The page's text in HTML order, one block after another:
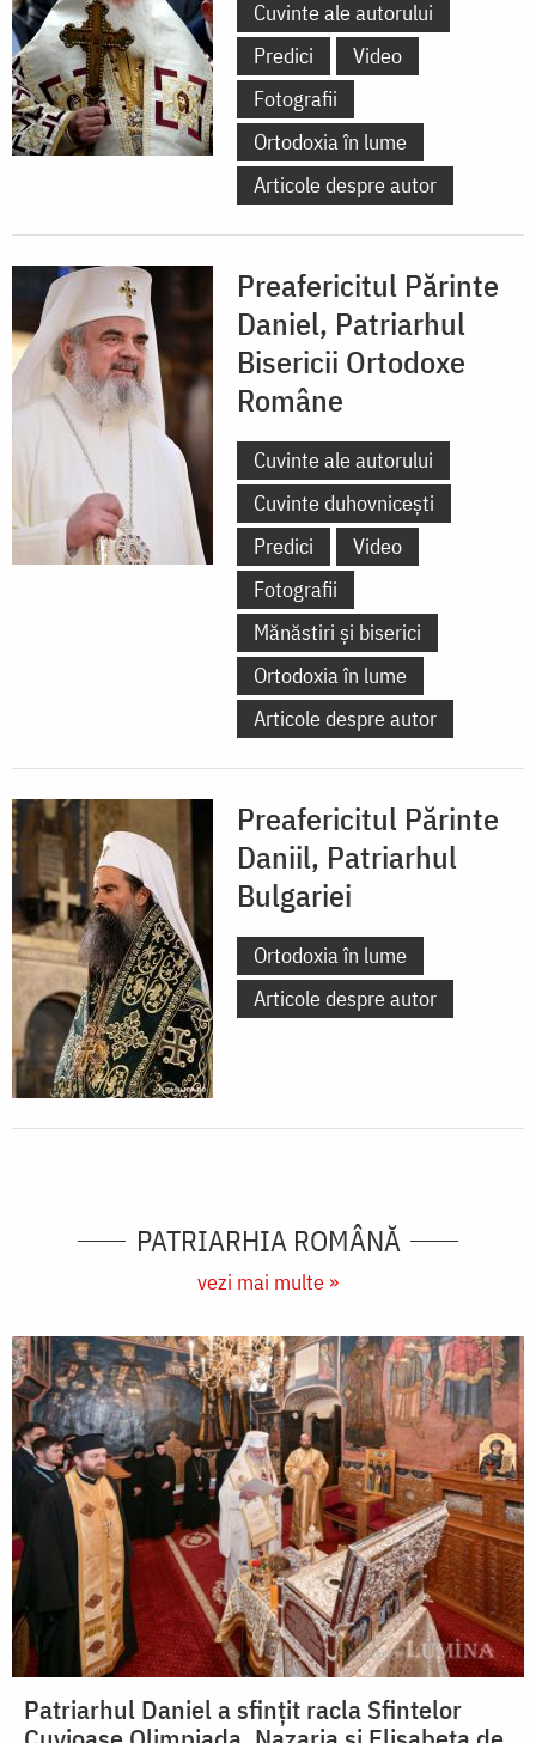
Cuvinte ale autorului
Predici
Video
Fotografii
Ortodoxia în lume
Articole despre autor
Preafericitul Părinte
Daniel, Patriarhul
Bisericii Ortodoxe
Române
Cuvinte ale autorului
Cuvinte duhovnicești
Predici
Video
Fotografii
Mănăstiri și biserici
Ortodoxia în lume
Articole despre autor
Preafericitul Părinte
Daniil, Patriarhul
Bulgariei
Ortodoxia în lume
Articole despre autor
PATRIARHIA ROMÂNĂ
vezi mai multe »
Patriarhul Daniel a sfințit racla Sfintelor